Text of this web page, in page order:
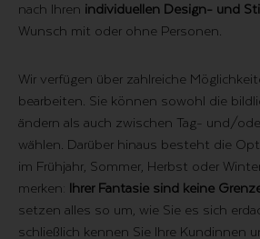
nach Ihren individuellen Design- und
Wunsch mit oder ohne Personen.
Wir verfügen über zahlreiche
bearbeiten. Sie können sowohl die
ändern als auch zwischen Tag- und/
wählen. Darüber hinaus besteht die
im Frühjahr, Sommer, Herbst oder
merken: Ihrer Fantasie sind keine
setzen alles so um, wie Sie es sich
schließlich kennen Sie Ihre Kundinnen